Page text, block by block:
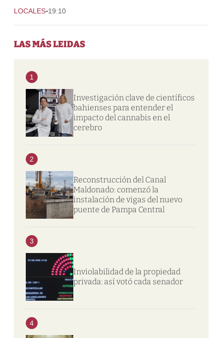
LOCALES-19:10
LAS MÁS LEIDAS
1
Investigación clave de científicos
bahienses para entender el
impacto del cannabis en el
cerebro
2
Reconstrucción del Canal
Maldonado: comenzó la
instalación de vigas del nuevo
puente de Pampa Central
3
Inviolabilidad de la propiedad
privada: así votó cada senador
4